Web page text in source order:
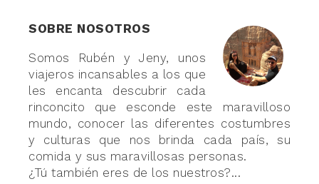
SOBRE NOSOTROS
Somos Rubén y Jeny, unos
viajeros incansables a los que
les encanta descubrir cada
rinconcito que esconde este maravilloso
mundo, conocer las diferentes costumbres
y culturas que nos brinda cada país, su
comida y sus maravillosas personas.
¿Tú también eres de los nuestros?...